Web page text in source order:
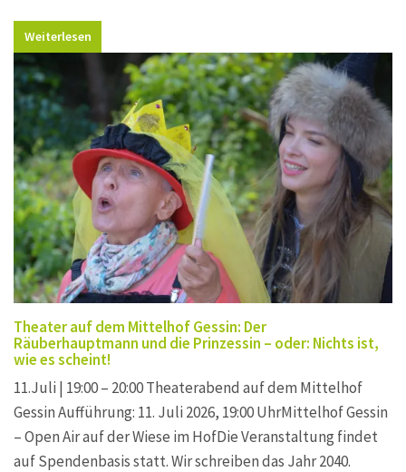
Weiterlesen
Theater auf dem Mittelhof Gessin: Der
Räuberhauptmann und die Prinzessin – oder: Nichts ist,
wie es scheint!
11.Juli | 19:00 – 20:00 Theaterabend auf dem Mittelhof
Gessin Aufführung: 11. Juli 2026, 19:00 UhrMittelhof Gessin
– Open Air auf der Wiese im HofDie Veranstaltung findet
auf Spendenbasis statt. Wir schreiben das Jahr 2040.